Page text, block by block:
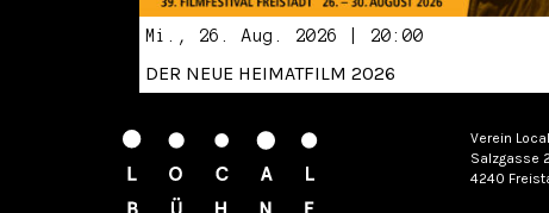
Mi., 26. Aug. 2026 | 20:00
DER NEUE HEIMATFILM 2026
Verein
Salzgasse
4240